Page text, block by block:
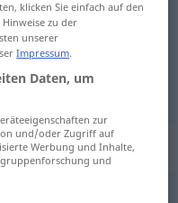
klicken Sie einfach auf den
zu der
unserer
Impressum.
Daten, um
zur
und/oder Zugriff auf
Werbung und Inhalte,
und